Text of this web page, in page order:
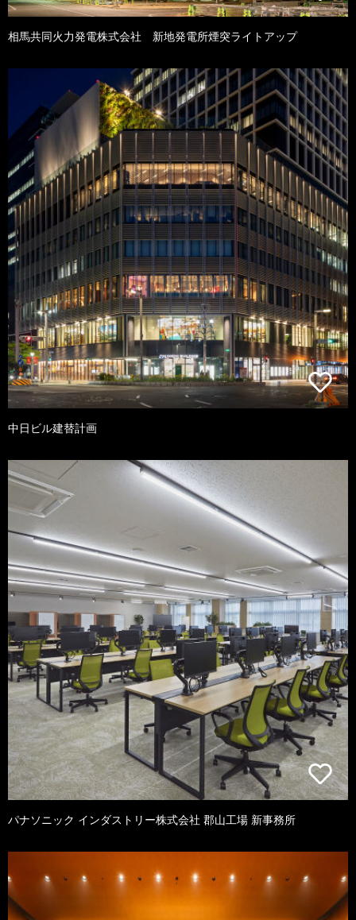
相馬共同火力発電株式会社 新地発電所煙突ライトアップ
中日ビル建替計画
パナソニック インダストリー株式会社 郡山工場 新事務所